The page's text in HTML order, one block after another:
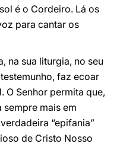
é o Cordeiro. Lá os
para cantar os
na sua liturgia, no seu
faz ecoar
O Senhor permita que,
sempre mais em
“epifania”
de Cristo Nosso